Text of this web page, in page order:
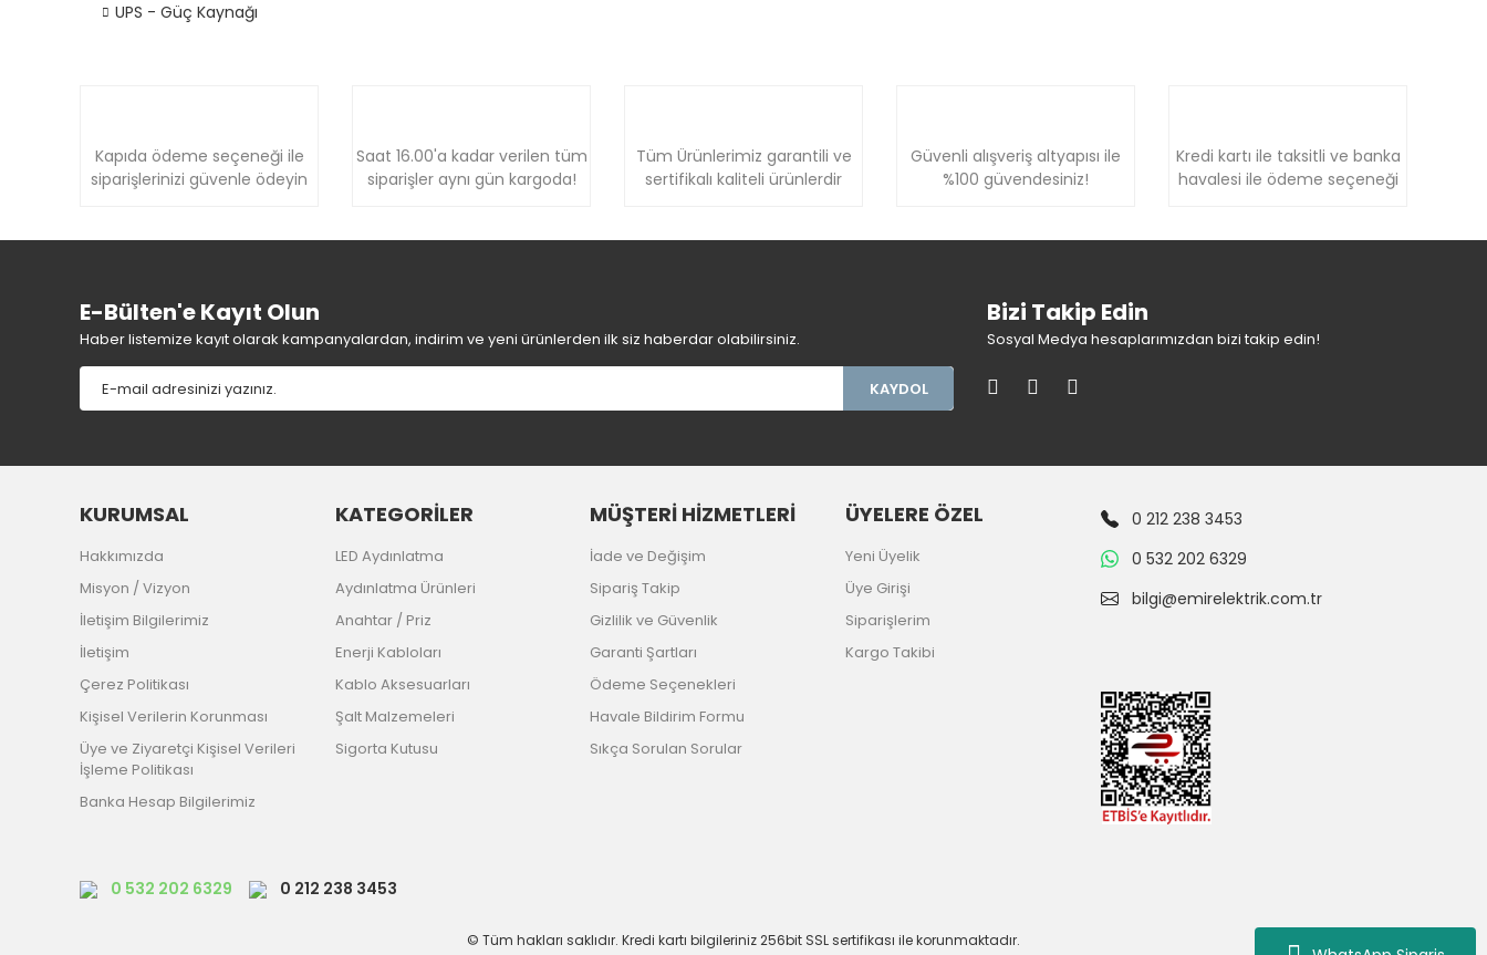
UPS - Güç Kaynağı
Kapıda ödeme seçeneği ile
siparişlerinizi güvenle ödeyin
Saat 16.00'a kadar verilen tüm
siparişler aynı gün kargoda!
Tüm Ürünlerimiz garantili ve
sertifikalı kaliteli ürünlerdir
Güvenli alışveriş altyapısı ile
%100 güvendesiniz!
Kredi kartı ile taksitli ve banka
havalesi ile ödeme seçeneği
E-Bülten'e Kayıt Olun
Haber listemize kayıt olarak kampanyalardan, indirim ve yeni ürünlerden ilk siz haberdar olabilirsiniz.
KAYDOL
Bizi Takip Edin
Sosyal Medya hesaplarımızdan bizi takip edin!
KURUMSAL
Hakkımızda
Misyon / Vizyon
İletişim Bilgilerimiz
İletişim
Çerez Politikası
Kişisel Verilerin Korunması
Üye ve Ziyaretçi Kişisel Verileri
İşleme Politikası
Banka Hesap Bilgilerimiz
KATEGORİLER
LED Aydınlatma
Aydınlatma Ürünleri
Anahtar / Priz
Enerji Kabloları
Kablo Aksesuarları
Şalt Malzemeleri
Sigorta Kutusu
MÜŞTERİ HİZMETLERİ
İade ve Değişim
Sipariş Takip
Gizlilik ve Güvenlik
Garanti Şartları
Ödeme Seçenekleri
Havale Bildirim Formu
Sıkça Sorulan Sorular
ÜYELERE ÖZEL
Yeni Üyelik
Üye Girişi
Siparişlerim
Kargo Takibi
0 212 238 3453
0 532 202 6329
bilgi@emirelektrik.com.tr
0 532 202 6329 0 212 238 3453
© Tüm hakları saklıdır. Kredi kartı bilgileriniz 256bit SSL sertifikası ile korunmaktadır.